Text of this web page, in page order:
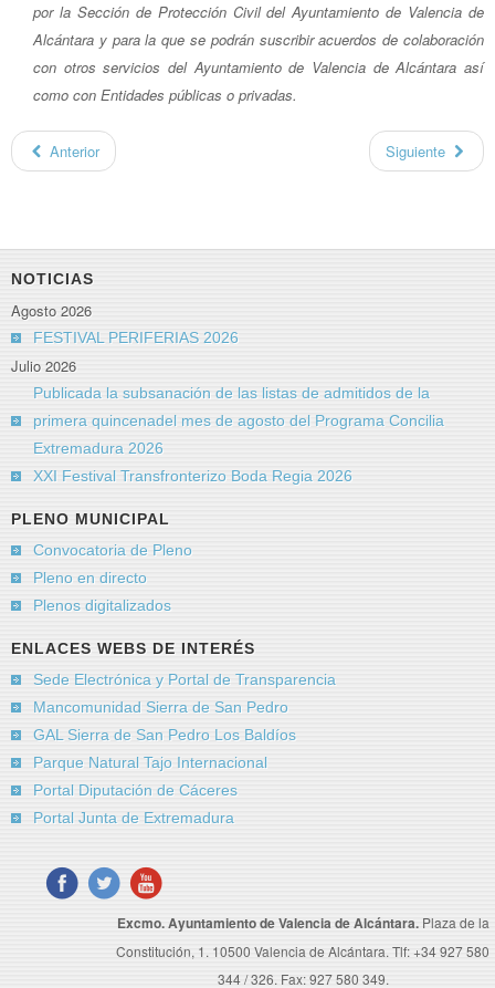
por la Sección de Protección Civil del Ayuntamiento de Valencia de
Alcántara y para la que se podrán suscribir acuerdos de colaboración
con otros servicios del Ayuntamiento de Valencia de Alcántara así
como con Entidades públicas o privadas.
Anterior Siguiente
NOTICIAS
Agosto 2026
FESTIVAL PERIFERIAS 2026
Julio 2026
Publicada la subsanación de las listas de admitidos de la
primera quincenadel mes de agosto del Programa Concilia
Extremadura 2026
XXI Festival Transfronterizo Boda Regia 2026
PLENO MUNICIPAL
Convocatoria de Pleno
Pleno en directo
Plenos digitalizados
ENLACES WEBS DE INTERÉS
Sede Electrónica y Portal de Transparencia
Mancomunidad Sierra de San Pedro
GAL Sierra de San Pedro Los Baldíos
Parque Natural Tajo Internacional
Portal Diputación de Cáceres
Portal Junta de Extremadura
Excmo. Ayuntamiento de Valencia de Alcántara. Plaza de la
Constitución, 1. 10500 Valencia de Alcántara. Tlf: +34 927 580
344 / 326. Fax: 927 580 349.